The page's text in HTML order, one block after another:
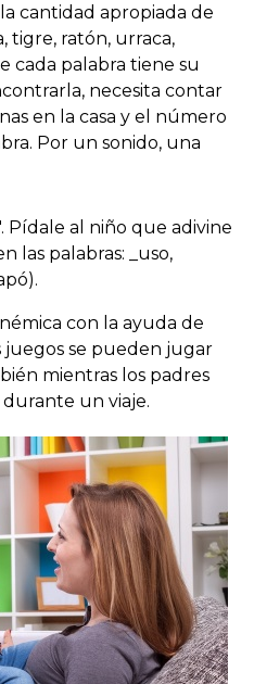
cantidad apropiada de
tigre, ratón, urraca,
cada palabra tiene su
necesita contar
en la casa y el número
Por un sonido, una
Pídale al niño que adivine
las palabras: _uso,
con la ayuda de
juegos se pueden jugar
mientras los padres
durante un viaje.